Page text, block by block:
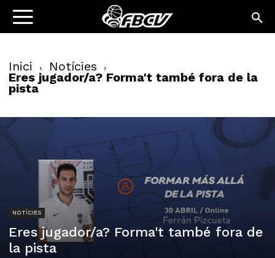
Inici Notícies
Eres jugador/a? Forma't també fora de la
pista
NOTÍCIES
Eres jugador/a? Forma't també fora de
la pista